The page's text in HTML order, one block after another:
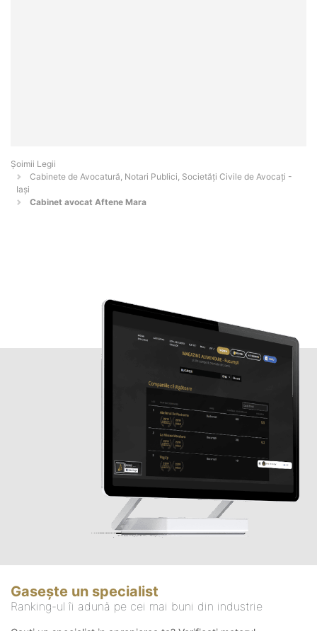
Șoimii Legii
Cabinete de Avocatură, Notari Publici, Societăți Civile de Avocați -
Iaşi
Cabinet avocat Aftene Mara
Gasește un specialist
Ranking-ul îi adună pe cei mai buni din industrie